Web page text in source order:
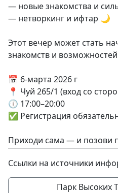
— новые знакомства и
— нетворкинг и ифтар 🌙
Этот вечер может стать
знакомств и
📅 6-марта 2026 г
📍 Чуй 265/1 (вход со
🕕 17:00–20:00
✅ Регистрация
Приходи сама — и позови
Ссылки на источники
Парк Высоких